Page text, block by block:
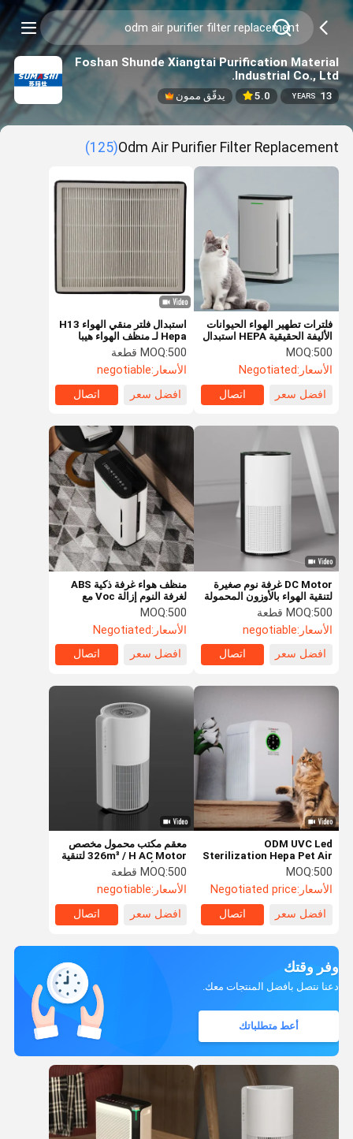
Foshan Shunde Xiangtai Purification Material
Industrial Co., Ltd.
13
YEARS
5.0 يدقّق ممون
Odm Air Purifier Filter Replacement
(125)
استبدال فلتر منقي الهواء H13
Hepa لـ منظف الهواء هيبا
ODM
MOQ:500 قطعة
الأسعار:negotiable
افضل سعر
اتصال
فلترات تطهير الهواء الحيوانات
الأليفة الحقيقية HEPA استبدال
للغبار والدخان
MOQ:500
الأسعار:Negotiated
افضل سعر
اتصال
منظف هواء غرفة ذكية ABS
لغرفة النوم إزالة Voc مع
مرشحات منظف هواء Hepa
MOQ:500
الأسعار:Negotiated
افضل سعر
اتصال
DC Motor غرفة نوم صغيرة
لتنقية الهواء بالأوزون المحمولة
مع ضوء الأشعة فوق البنفسجية
OEM ODM
MOQ:500 قطعة
الأسعار:negotiable
افضل سعر
اتصال
معقم مكتب محمول مخصص
326m³ / H AC Motor لتنقية
الهواء الأبيض
MOQ:500 قطعة
الأسعار:negotiable
افضل سعر
اتصال
ODM UVC Led
Sterilization Hepa Pet Air
Purifier لمتجر الحيوانات
الأليفة الصغير إزالة ددر
الحيوانات الأليفة والرائحة
MOQ:500
الأسعار:Negotiated price
افضل سعر
اتصال
وفر وقتك
دعنا نتصل بأفضل المنتجات معك.
أعط متطلباتك